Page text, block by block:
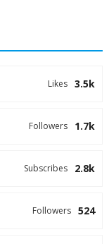
3.5k
Likes
1.7k
Followers
2.8k
Subscribes
524
Followers